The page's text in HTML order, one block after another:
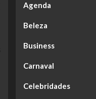
Agenda
Beleza
Business
Carnaval
Celebridades